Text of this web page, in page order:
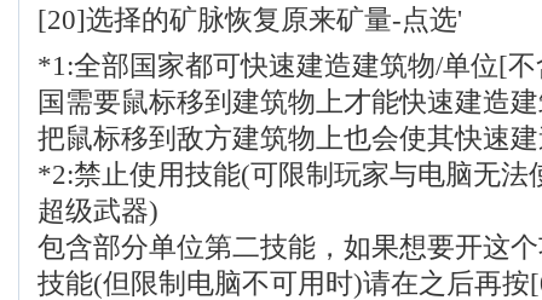
[20]选择的矿脉恢复原来矿量-点选'
*1:全部国家都可快速建造建筑物/单位[
国需要鼠标移到建筑物上才能快速建造
把鼠标移到敌方建筑物上也会使其快速
*2:禁止使用技能(可限制玩家与电脑无法
超级武器)
包含部分单位第二技能，如果想要开这
技能(但限制电脑不可用时)请在之后再按